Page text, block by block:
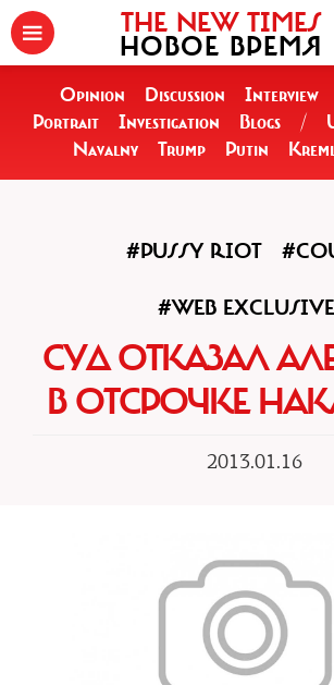
THE NEW TIMES
НОВОЕ ВРЕМЯ
Opinion Discussion Interview
Portrait
Investigation Blogs /
Navalny
Trump Putin
#PUSSY RIOT
#WEB EXCLUSIVE
СУД ОТКАЗАЛ
В ОТСРОЧКЕ
2013.01.16